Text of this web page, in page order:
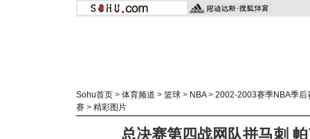
Sohu首页 > 体育频道 > 篮球 > NBA> 2002-2003赛季NBA季后
赛 > 精彩图片
总决赛第四战网队拼马刺